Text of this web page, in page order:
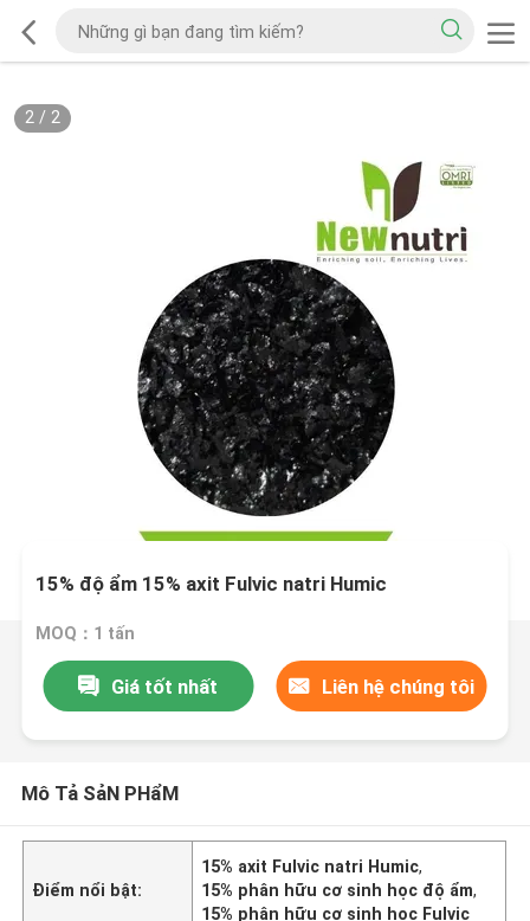
2/ 2
15% độ ẩm 15% axit Fulvic natri Humic
MOQ：1 tấn
Giá tốt nhất Liên hệ chúng tôi
Mô Tả SảN PHẩM
Điểm nổi bật:
15% axit Fulvic natri Humic,
15% phân hữu cơ sinh học độ ẩm,
15% phân hữu cơ sinh học Fulvic